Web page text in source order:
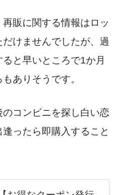
販に関する情報はロッ
けませんでしたが、過
と早いところで1か月
ありそうです。
コンビニを探し白い恋
ったら即購入すること